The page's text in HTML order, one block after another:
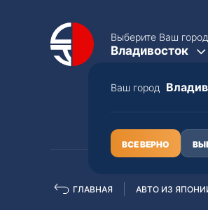
Выберите Ваш город
Владивосток
Ваш город
ВСЕ ВЕРНО
Полная пошлина
ГЛАВНАЯ АВТО ИЗ